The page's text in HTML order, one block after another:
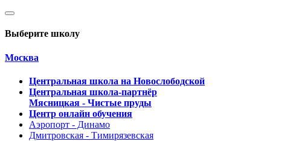
Выберите школу
Москва
Центральная школа на Новослободской
Центральная школа-партнёр
Мясницкая - Чистые пруды
Центр онлайн обучения
Аэропорт - Динамо
Дмитровская - Тимирязевская